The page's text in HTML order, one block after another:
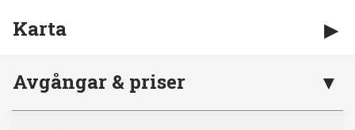
Karta
Avgångar & priser